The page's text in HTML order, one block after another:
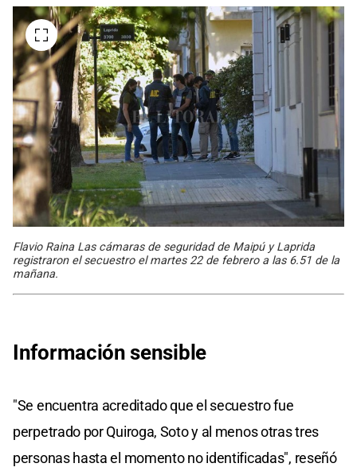
Flavio Raina Las cámaras de seguridad de Maipú y Laprida
registraron el secuestro el martes 22 de febrero a las 6.51 de la
mañana.
Información sensible
"Se encuentra acreditado que el secuestro fue
perpetrado por Quiroga, Soto y al menos otras tres
personas hasta el momento no identificadas", reseñó